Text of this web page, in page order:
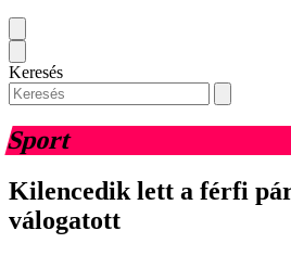
Keresés
Sport
Kilencedik lett a férfi
válogatott